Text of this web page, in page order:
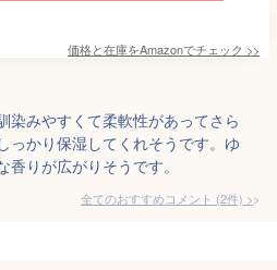
価格と在庫をAmazonでチェック >>
染みやすくて柔軟性があってさら
っかり保湿してくれそうです。ゆ
りが広がりそうです。
全てのおすすめコメント (2件) >